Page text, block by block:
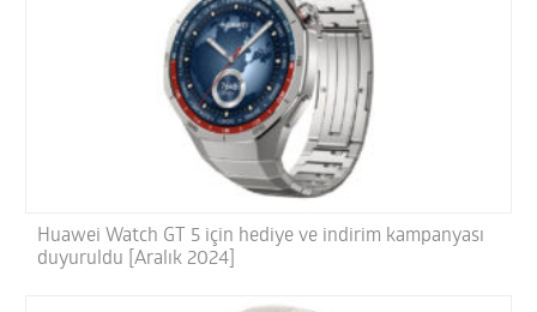
Huawei Watch GT 5 için hediye ve indirim kampanyası
duyuruldu [Aralık 2024]